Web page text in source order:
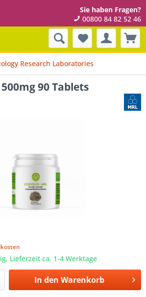
Sie haben Fragen?
00800 84 82 52 46
Research Laboratories
90 Tablets
Lieferzeit ca. 1-4 Werktage
In den Warenkorb